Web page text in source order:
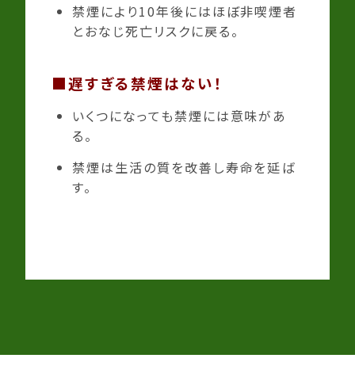
禁煙により10年後にはほぼ非喫煙者
とおなじ死亡リスクに戻る。
■遅すぎる禁煙はない！
いくつになっても禁煙には意味があ
る。
禁煙は生活の質を改善し寿命を延ば
す。